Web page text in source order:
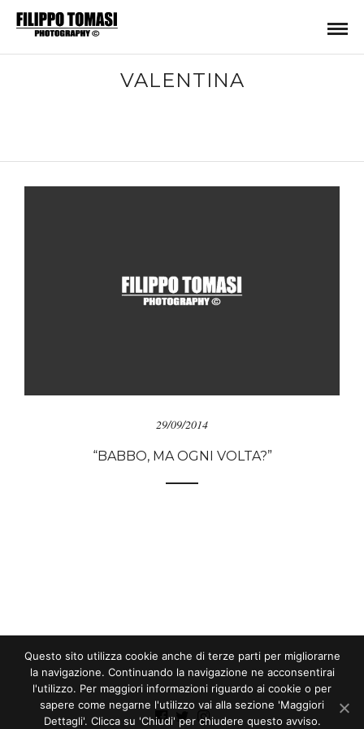
VALENTINA
29/09/2014
“BABBO, MA OGNI VOLTA?”
Questo sito utilizza cookie anche di terze parti per migliorarne
la navigazione. Continuando la navigazione ne acconsentirai
l'utilizzo. Per maggiori informazioni riguardo ai cookie o per
sapere come negarne l'utilizzo vai alla sezione 'Maggiori
Dettagli'. Clicca su 'Chiudi' per chiudere questo avviso.